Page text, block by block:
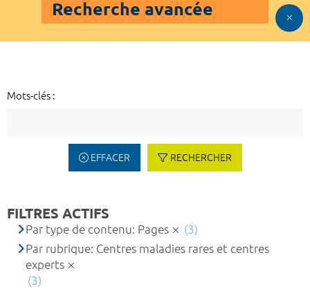
Recherche avancée
Mots-clés :
EFFACER RECHERCHER
FILTRES ACTIFS
Par type de contenu: Pages
(3)
Par rubrique: Centres maladies rares et centres
experts
(3)